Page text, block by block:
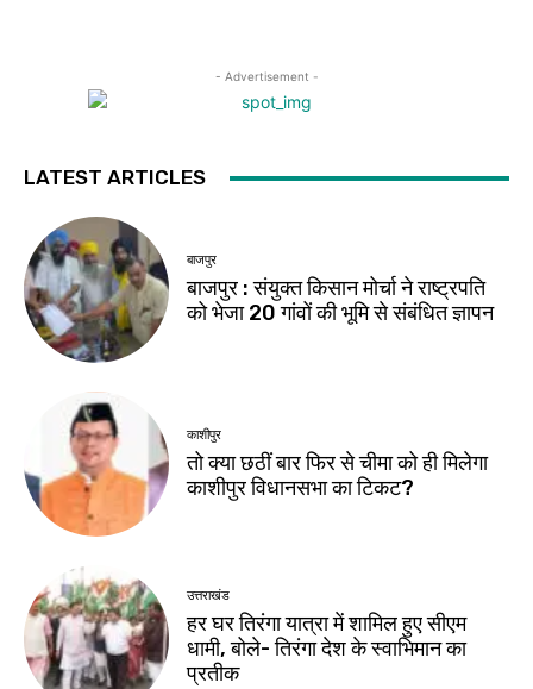
- Advertisement -
LATEST ARTICLES
बाजपुर
बाजपुर : संयुक्त किसान मोर्चा ने राष्ट्रपति
को भेजा 20 गांवों की भूमि से संबंधित ज्ञापन
काशीपुर
तो क्या छठीं बार फिर से चीमा को ही मिलेगा
काशीपुर विधानसभा का टिकट?
उत्तराखंड
हर घर तिरंगा यात्रा में शामिल हुए सीएम
धामी, बोले- तिरंगा देश के स्वाभिमान का
प्रतीक